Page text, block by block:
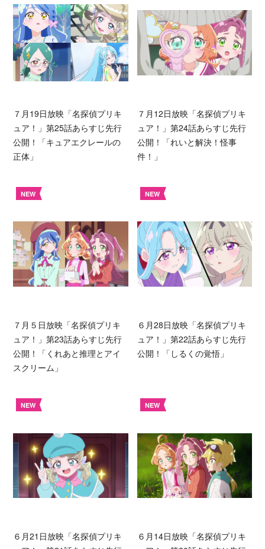
７月19日放映「名探偵プリキ
ュア！」第25話あらすじ先行
公開！「キュアエクレールの
正体」
７月12日放映「名探偵プリキ
ュア！」第24話あらすじ先行
公開！「れいと解決！怪事
件！」
NEW
７月５日放映「名探偵プリキ
ュア！」第23話あらすじ先行
公開！「くれあと推理とアイ
スクリーム」
NEW
６月28日放映「名探偵プリキ
ュア！」第22話あらすじ先行
公開！「しるくの覚悟」
NEW
６月21日放映「名探偵プリキ
NEW
６月14日放映「名探偵プリキ